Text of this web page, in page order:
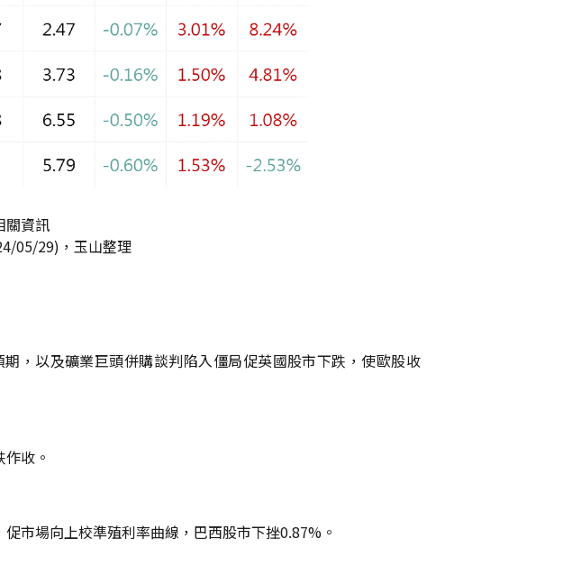
資訊
05/29)，玉山整理
，以及礦業巨頭併購談判陷入僵局促英國股市下跌，使歐股收
收。
市場向上校準殖利率曲線，巴西股市下挫0.87%。